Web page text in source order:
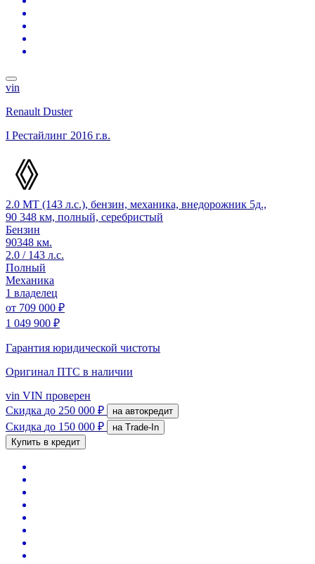
vin
Renault Duster
I Рестайлинг 2016 г.в.
2.0 MT (143 л.с.), бензин, механика, внедорожник 5д.,
90 348 км, полный, серебристый
Бензин
90348 км.
2.0 / 143 л.с.
Полный
Механика
1 владелец
от 709 000 ₽
1 049 900 ₽
Гарантия юридической чистоты
Оригинал ПТС в наличии
vin VIN проверен
Скидка до 250 000 ₽ на автокредит
Скидка до 150 000 ₽
на Trade-In
Купить в кредит